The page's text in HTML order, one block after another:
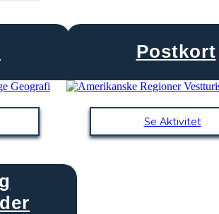
Postkort
Se Aktivitet